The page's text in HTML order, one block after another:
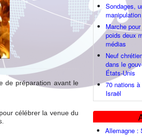
de préparation avant le
célébrer la venue du
Sondages,
Marche
poids deux
médias
Neuf
dans le
États-Unis
70 nations
Israël
Allemagne :